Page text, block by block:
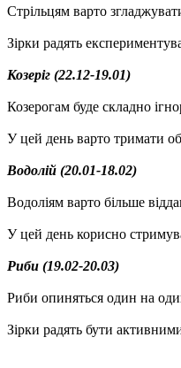
Стрільцям варто
Зірки радять
Козеріг (22.12-19.01)
Козерогам буде складно
У цей день варто тримати
Водолій (20.01-18.02)
Водоліям варто більше
У цей день корисно
Риби (19.02-20.03)
Риби опиняться один на
Зірки радять бути